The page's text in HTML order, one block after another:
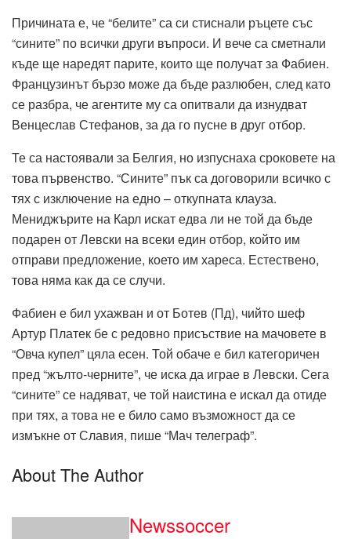
Причината е, че “белите” са си стиснали ръцете със
“сините” по всички други въпроси. И вече са сметнали
къде ще наредят парите, които ще получат за Фабиен.
Французинът бързо може да бъде разлюбен, след като
се разбра, че агентите му са опитвали да изнудват
Венцеслав Стефанов, за да го пусне в друг отбор.
Те са настоявали за Белгия, но изпуснаха сроковете на
това първенство. “Сините” пък са договорили всичко с
тях с изключение на едно – откупната клауза.
Мениджърите на Карл искат едва ли не той да бъде
подарен от Левски на всеки един отбор, който им
отправи предложение, което им хареса. Естествено,
това няма как да се случи.
Фабиен е бил ухажван и от Ботев (Пд), чийто шеф
Артур Платек бе с редовно присъствие на мачовете в
“Овча купел” цяла есен. Той обаче е бил категоричен
пред “жълто-черните”, че иска да играе в Левски. Сега
“сините” се надяват, че той наистина е искал да отиде
при тях, а това не е било само възможност да се
измъкне от Славия, пише “Мач телеграф”.
About The Author
Newssoccer